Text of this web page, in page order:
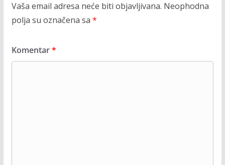
Vaša email adresa neće biti objavljivana. Neophodna
polja su označena sa *
Komentar*